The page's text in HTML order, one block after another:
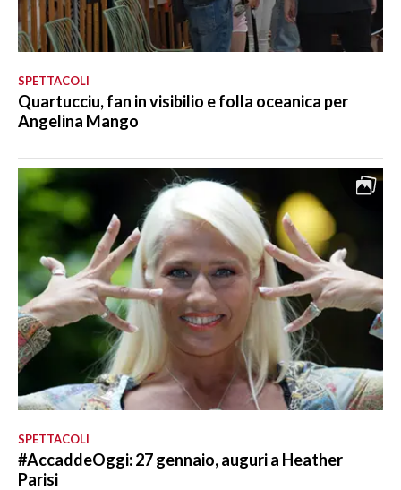
SPETTACOLI
Quartucciu, fan in visibilio e folla oceanica per
Angelina Mango
SPETTACOLI
#AccaddeOggi: 27 gennaio, auguri a Heather
Parisi